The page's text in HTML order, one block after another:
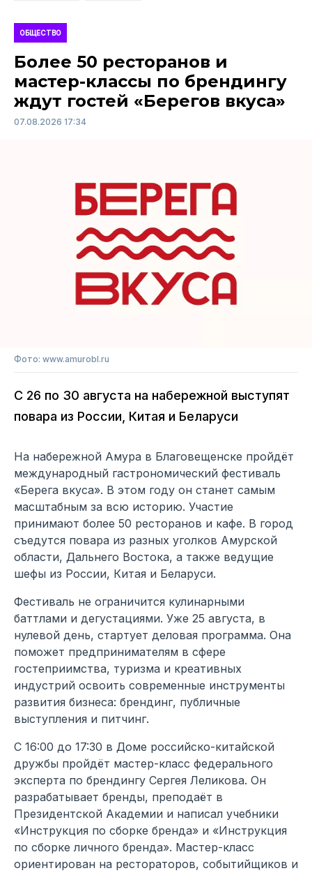
ОБЩЕСТВО
Более 50 ресторанов и
мастер-классы по брендингу
ждут гостей «Берегов вкуса»
07.08.2026 17:34
Фото: www.amurobl.ru
С 26 по 30 августа на набережной выступят
повара из России, Китая и Беларуси
На набережной Амура в Благовещенске пройдёт
международный гастрономический фестиваль
«Берега вкуса». В этом году он станет самым
масштабным за всю историю. Участие
принимают более 50 ресторанов и кафе. В город
съедутся повара из разных уголков Амурской
области, Дальнего Востока, а также ведущие
шефы из России, Китая и Беларуси.
Фестиваль не ограничится кулинарными
баттлами и дегустациями. Уже 25 августа, в
нулевой день, стартует деловая программа. Она
поможет предпринимателям в сфере
гостеприимства, туризма и креативных
индустрий освоить современные инструменты
развития бизнеса: брендинг, публичные
выступления и питчинг.
С 16:00 до 17:30 в Доме российско-китайской
дружбы пройдёт мастер-класс федерального
эксперта по брендингу Сергея Леликова. Он
разрабатывает бренды, преподаёт в
Президентской Академии и написал учебники
«Инструкция по сборке бренда» и «Инструкция
по сборке личного бренда». Мастер-класс
ориентирован на рестораторов, событийщиков и